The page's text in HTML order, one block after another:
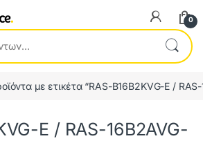
0
με ετικέτα “RAS-B16B2KVG-E /
E / RAS-16B2AVG-